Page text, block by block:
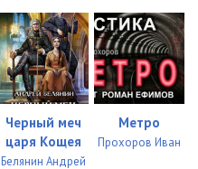
Черный меч
царя Кощея
Белянин Андрей
Метро
Прохоров Иван